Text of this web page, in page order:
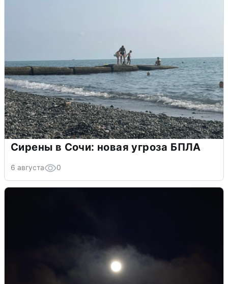
Сирены в Сочи: новая угроза БПЛА
6 августа 0